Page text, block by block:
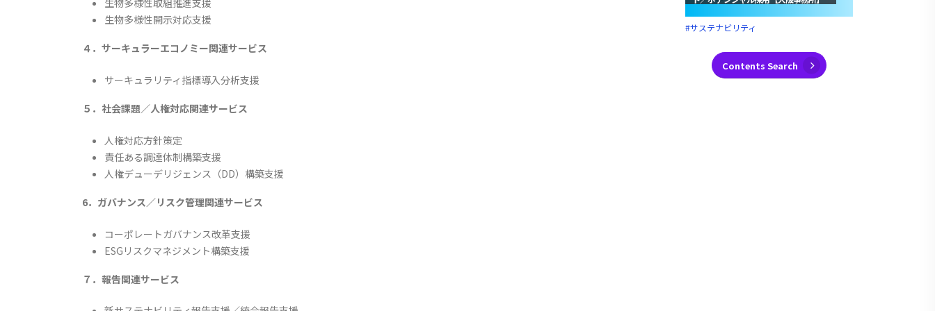
生物多様性取組推進支援
生物多様性開示対応支援
４．サーキュラーエコノミー関連サービス
サーキュラリティ指標導入分析支援
５．社会課題／人権対応関連サービス
人権対応方針策定
責任ある調達体制構築支援
人権デューデリジェンス（DD）構築支援
6．ガバナンス／リスク管理関連サービス
コーポレートガバナンス改革支援
ESGリスクマネジメント構築支援
７．報告関連サービス
#サステナビリティ
Contents Search